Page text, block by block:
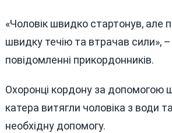
«Чоловік швидко стартонув, але
швидку течію та втрачав сили»,
повідомленні прикордонників.
Охоронці кордону за допомогою
катера витягли чоловіка з води
необхідну допомогу.